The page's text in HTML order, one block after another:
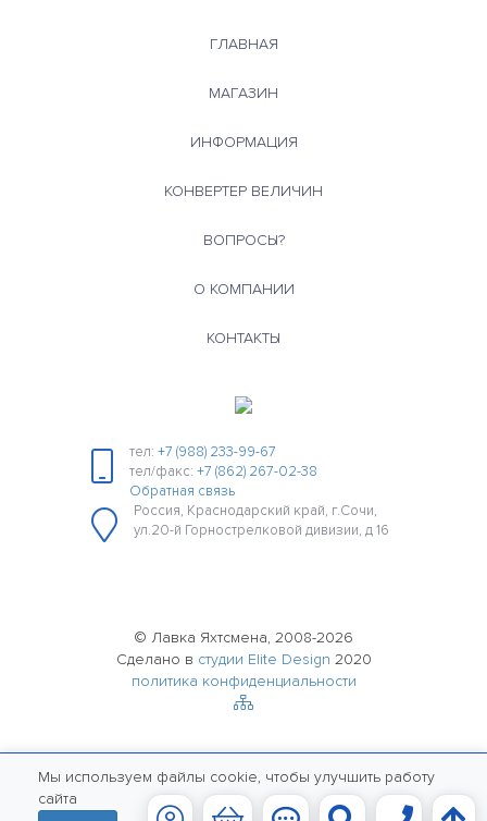
ГЛАВНАЯ
МАГАЗИН
ИНФОРМАЦИЯ
КОНВЕРТЕР ВЕЛИЧИН
ВОПРОСЫ?
О КОМПАНИИ
КОНТАКТЫ
тел: +7 (988) 233-99-67
тел/факс: +7 (862) 267-02-38
Обратная связь
Россия, Краснодарский край, г.Сочи,
ул.20-й Горнострелковой дивизии, д 16
© Лавка Яхтсмена, 2008-2026
Сделано в студии Elite Design 2020
политика конфиденциальности
Мы используем файлы cookie, чтобы улучшить работу
сайта